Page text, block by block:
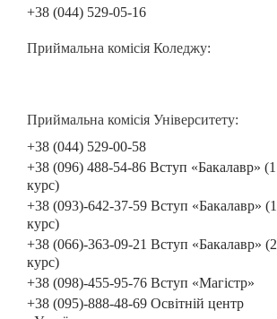
+38 (044) 529-05-16
Приймальна комісія Коледжу:
Приймальна комісія Університету:
+38 (044) 529-00-58
+38 (096) 488-54-86 Вступ «Бакалавр» (1
курс)
+38 (093)-642-37-59 Вступ «Бакалавр» (1
курс)
+38 (066)-363-09-21 Вступ «Бакалавр» (2
курс)
+38 (098)-455-95-76 Вступ «Магістр»
+38 (095)-888-48-69 Освітній центр